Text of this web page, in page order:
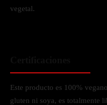
vegetal.
Este producto es 100%
gluten ni soya, es totalmente